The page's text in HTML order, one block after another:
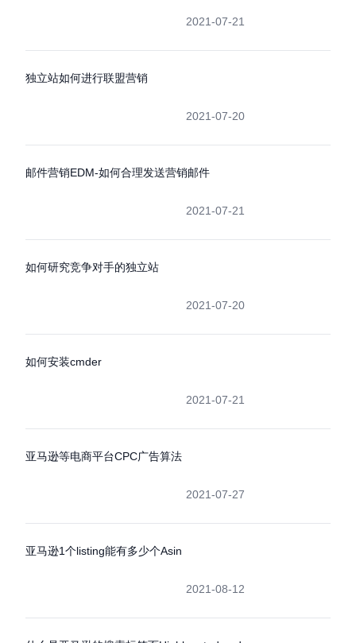
2021-07-21
独立站如何进行联盟营销
2021-07-20
邮件营销EDM-如何合理发送营销邮件
2021-07-21
如何研究竞争对手的独立站
2021-07-20
如何安装cmder
2021-07-21
亚马逊等电商平台CPC广告算法
2021-07-27
亚马逊1个listing能有多少个Asin
2021-08-12